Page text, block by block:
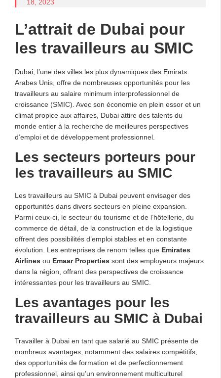
18, 2023
L’attrait de Dubai pour
les travailleurs au SMIC
Dubai, l’une des villes les plus dynamiques des Emirats
Arabes Unis, offre de nombreuses opportunités pour les
travailleurs au salaire minimum interprofessionnel de
croissance (SMIC). Avec son économie en plein essor et un
climat propice aux affaires, Dubai attire des talents du
monde entier à la recherche de meilleures perspectives
d’emploi et de développement professionnel.
Les secteurs porteurs pour
les travailleurs au SMIC
Les travailleurs au SMIC à Dubai peuvent envisager des
opportunités dans divers secteurs en pleine expansion.
Parmi ceux-ci, le secteur du tourisme et de l’hôtellerie, du
commerce de détail, de la construction et de la logistique
offrent des possibilités d’emploi stables et en constante
évolution. Les entreprises de renom telles que Emirates
Airlines ou Emaar Properties sont des employeurs majeurs
dans la région, offrant des perspectives de croissance
intéressantes pour les travailleurs au SMIC.
Les avantages pour les
travailleurs au SMIC à Dubai
Travailler à Dubai en tant que salarié au SMIC présente de
nombreux avantages, notamment des salaires compétitifs,
des opportunités de formation et de perfectionnement
professionnel, ainsi qu’un environnement multiculturel